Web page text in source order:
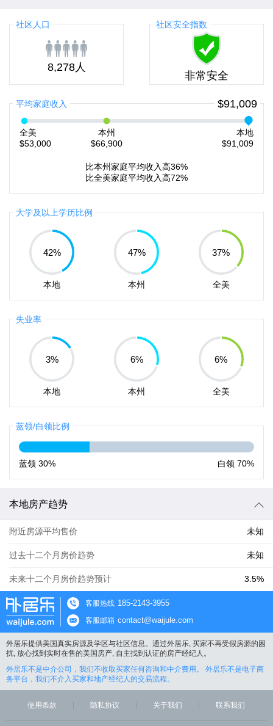
社区人口
8,278人
社区安全指数
非常安全
平均家庭收入 $91,009
全美
$53,000
本州
$66,900
本地
$91,009
比本州家庭平均收入高36%
比全美家庭平均收入高72%
大学及以上学历比例
42%
本地
47%
本州
37%
全美
失业率
3%
本地
6%
本州
6%
全美
蓝领/白领比例
蓝领 30% 白领 70%
本地房产趋势
附近房源平均售价 未知
过去十二个月房价趋势 未知
未来十二个月房价趋势预计 3.5%
客服热线 185-2143-3955
客服邮箱 contact@waijule.com
外居乐提供美国真实房源及学区与社区信息。通过外居乐, 买家不再受假房源的困
扰, 放心找到实时在售的美国房产, 自主找到认证的房产经纪人。
外居乐不是中介公司，我们不收取买家任何咨询和中介费用。 外居乐不是电子商
务平台，我们不介入买家和地产经纪人的交易流程。
使用条款 隐私协议 关于我们 联系我们